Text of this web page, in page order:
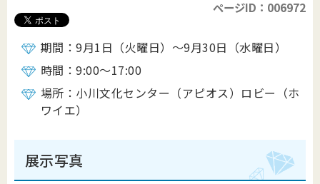
ページID：006972
期間：9月1日（火曜日）～9月30日（水曜日）
時間：9:00～17:00
場所：小川文化センター（アピオス）ロビー（ホ
ワイエ）
展示写真